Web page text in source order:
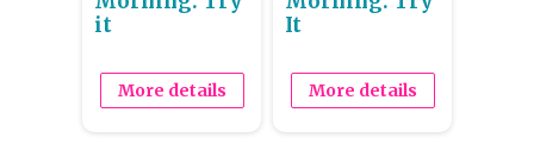
it
More details
It
More details